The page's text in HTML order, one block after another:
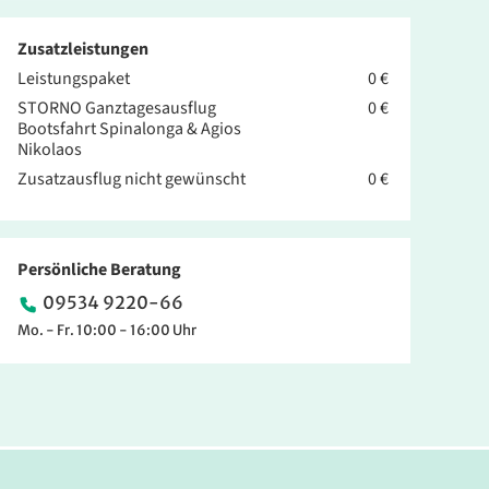
Zusatzleistungen
Leistungspaket
0 €
STORNO Ganztagesausflug
Bootsfahrt Spinalonga & Agios
Nikolaos
0 €
Zusatzausflug nicht gewünscht 0 €
Persönliche Beratung
09534 9220-66
Mo. - Fr. 10:00 - 16:00 Uhr